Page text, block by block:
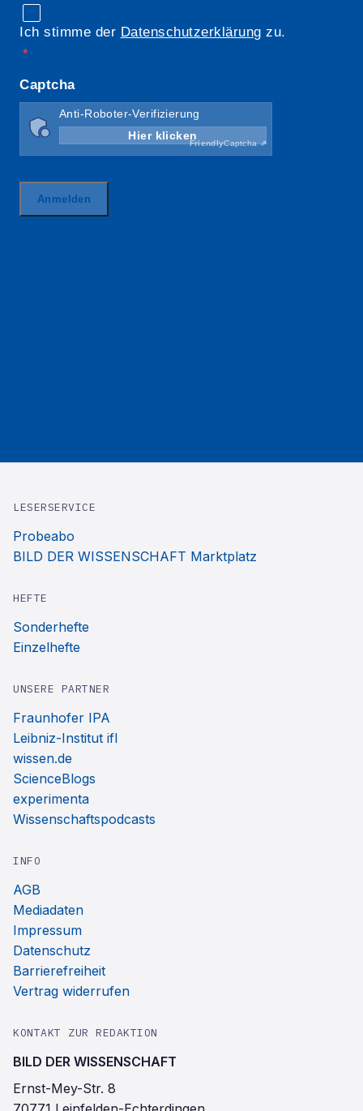
LESERSERVICE
Probeabo
BILD DER WISSENSCHAFT Marktplatz
HEFTE
Sonderhefte
Einzelhefte
UNSERE PARTNER
Fraunhofer IPA
Leibniz-Institut ifl
wissen.de
ScienceBlogs
experimenta
Wissenschaftspodcasts
INFO
AGB
Mediadaten
Impressum
Datenschutz
Barrierefreiheit
Vertrag widerrufen
KONTAKT ZUR REDAKTION
BILD DER WISSENSCHAFT
Ernst-Mey-Str. 8